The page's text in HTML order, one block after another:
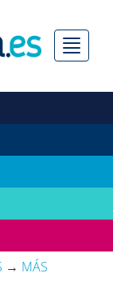
Menú
→ MÁS